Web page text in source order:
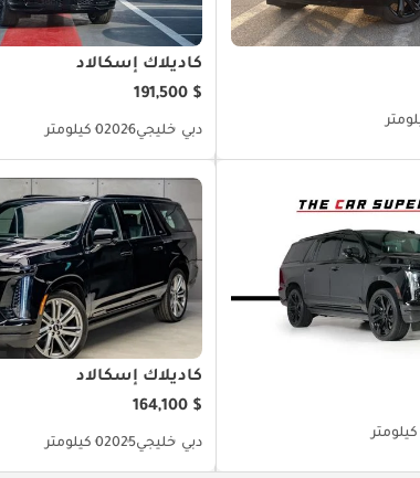
كاديلاك إسكالاد
$ 191,500
دبي خليجي20260 كيلومتر
كاديلاك إسكالاد
$ 164,100
دبي خليجي20250 كيلومتر